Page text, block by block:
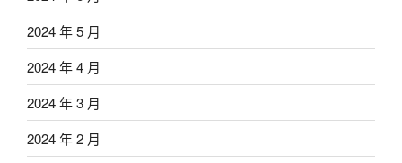
2024 年 5 月
2024 年 4 月
2024 年 3 月
2024 年 2 月